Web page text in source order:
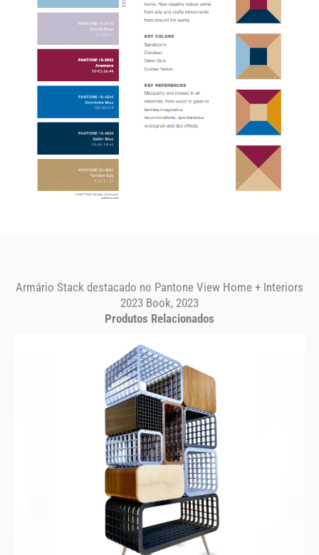
Armário Stack destacado no Pantone View Home + Interiors
2023 Book, 2023
Produtos Relacionados
STACK
Armário